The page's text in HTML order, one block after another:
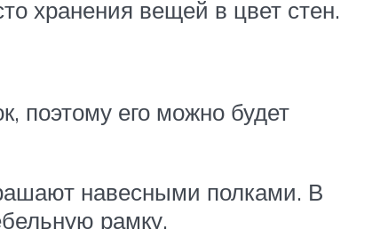
хранения вещей в цвет стен.
поэтому его можно будет
навесными полками. В
рамку.